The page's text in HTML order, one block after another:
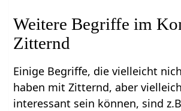
Weitere Begriffe im
Einige Begriffe, die vielleicht
haben mit Zitternd‏‎, aber vielleicht doch
interessant sein können, sind